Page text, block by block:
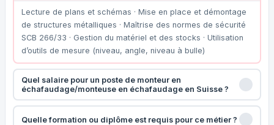
Lecture de plans et schémas · Mise en place et démontage
de structures métalliques · Maîtrise des normes de sécurité
SCB 266/33 · Gestion du matériel et des stocks · Utilisation
d’outils de mesure (niveau, angle, niveau à bulle)
Quel salaire pour un poste de monteur en
échafaudage/monteuse en échafaudage en Suisse ?
Quelle formation ou diplôme est requis pour ce métier ?